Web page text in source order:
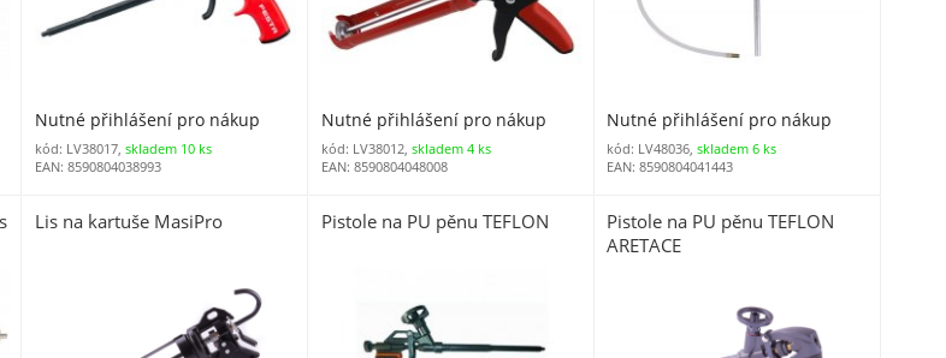
Nutné přihlášení pro nákup
kód: LV38017, skladem 10 ks
EAN: 8590804038993
Nutné přihlášení pro nákup
kód: LV38012, skladem 4 ks
EAN: 8590804048008
Nutné přihlášení pro nákup
kód: LV48036,skladem 6 ks
EAN: 8590804041443
Lis na kartuše MasiPro Pistole na PU pěnu TEFLON
Pistole na PU pěnu TEFLON
ARETACE